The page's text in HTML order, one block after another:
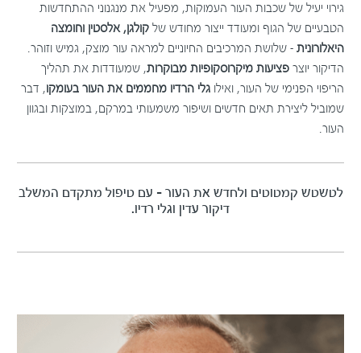
גירוי יעיל של שכבות העור העמוקות, מפעיל את מנגנוני ההתחדשות
הטבעיים של הגוף ומעודד ייצור מחודש של קולגן, אלסטין וחומצה
היאלורונית – שלושת המרכיבים החיוניים למראה עור מוצק, גמיש וזוהר.
הדיקור יוצר פציעות מיקרוסקופיות מבוקרות, שמעודדות את תהליך
הריפוי הפנימי של העור, ואילו גלי הרדיו מחממים את העור בעומקו, דבר
שמוביל ליצירת תאים חדשים ושיפור משמעותי במרקם, במוצקות ובגוון
העור.
לטשטש קמטוטים ולחדש את העור – עם טיפול מתקדם המשלב
דיקור עדין וגלי רדיו.